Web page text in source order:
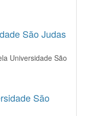
São Judas
Universidade São
São